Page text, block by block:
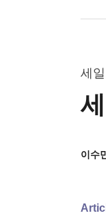
세
이수민